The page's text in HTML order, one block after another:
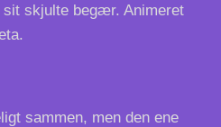
skjulte begær. Animeret
sammen, men den ene